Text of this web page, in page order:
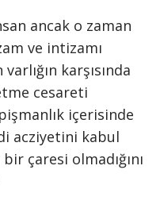
ancak o zaman
ve intizamı
karşısında
cesareti
içerisinde
acziyetini kabul
çaresi olmadığını